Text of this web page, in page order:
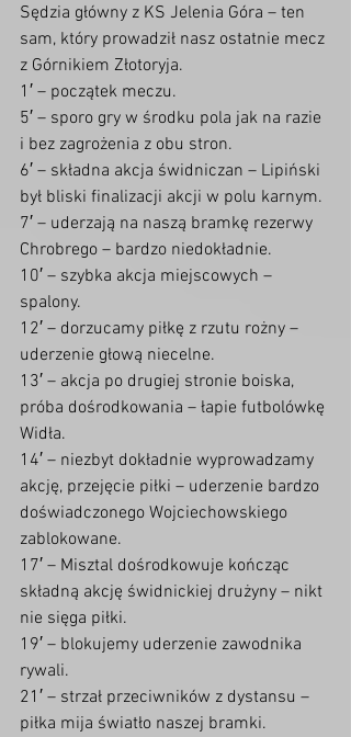
Sędzia główny z KS Jelenia Góra – ten
sam, który prowadził nasz ostatnie mecz
z Górnikiem Złotoryja.
1′ – początek meczu.
5′ – sporo gry w środku pola jak na razie
i bez zagrożenia z obu stron.
6′ – składna akcja świdniczan – Lipiński
był bliski finalizacji akcji w polu karnym.
7′ – uderzają na naszą bramkę rezerwy
Chrobrego – bardzo niedokładnie.
10′ – szybka akcja miejscowych –
spalony.
12′ – dorzucamy piłkę z rzutu rożny –
uderzenie głową niecelne.
13′ – akcja po drugiej stronie boiska,
próba dośrodkowania – łapie futbolówkę
Widła.
14′ – niezbyt dokładnie wyprowadzamy
akcję, przejęcie piłki – uderzenie bardzo
doświadczonego Wojciechowskiego
zablokowane.
17′ – Misztal dośrodkowuje kończąc
składną akcję świdnickiej drużyny – nikt
nie sięga piłki.
19′ – blokujemy uderzenie zawodnika
rywali.
21′ – strzał przeciwników z dystansu –
piłka mija światło naszej bramki.